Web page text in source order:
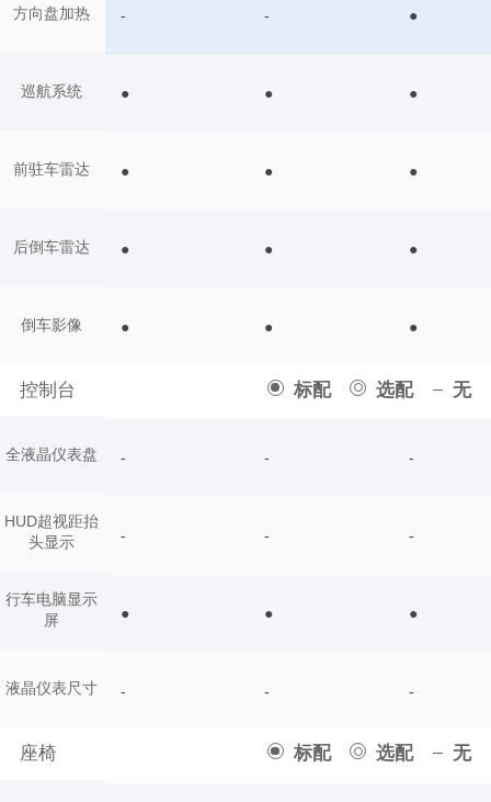
方向盘加热
巡航系统
前驻车雷达
后倒车雷达
倒车影像
控制台 标配 选配 无
全液晶仪表盘
HUD超视距抬
头显示
行车电脑显示
屏
液晶仪表尺寸
座椅 标配 选配 无
- - ●
● ● ●
● ● ●
● ● ●
● ● ●
- - -
- - -
● ● ●
- - -